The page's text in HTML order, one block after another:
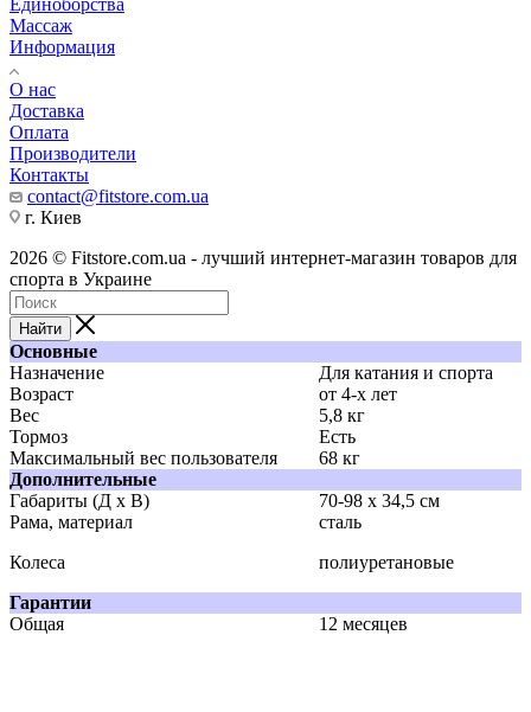
Массаж
Информация
О нас
Доставка
Оплата
Производители
Контакты
contact@fitstore.com.ua
г. Киев
2026 © Fitstore.com.ua - лучший интернет-магазин товаров для
спорта в Украине
Найти
Основные
Назначение
Для катания и спорта
Возраст
от 4-х лет
Вес
5,8 кг
Тормоз
Есть
Максимальный вес пользователя
68 кг
Дополнительные
Габариты (Д х В)
70-98 x 34,5 см
Рама, материал
сталь
Колеса
полиуретановые
Гарантии
Общая
12 месяцев